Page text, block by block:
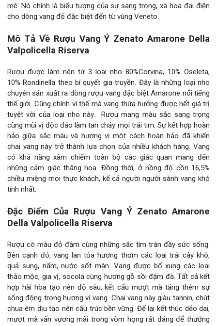
mê. Nó chính là biểu tượng của sự sang trọng, xa hoa đại điện
cho dòng vang đỏ đặc biệt đến từ vùng Veneto.
Mô Tả Về Rượu Vang Ý Zenato Amarone Della
Valpolicella Riserva
Rượu được làm nên từ 3 loại nho 80%Corvina, 10% Oseleta,
10% Rondinella theo bí quyết gia truyền. Đây là những loại nho
chuyên sản xuất ra dòng rượu vang đặc biệt Amarone nổi tiếng
thế giới. Cũng chính vì thế mà vang thừa hưởng được hết giá trị
tuyệt vời của loại nho này. Rượu mang màu sắc sang trọng
cùng mùi vị độc đáo làm tan chảy mọi trái tim. Sự kết hợp hoàn
hảo giữa sắc màu và hương vị một cách hoàn hảo đã khiến
chai vang này trở thành lựa chọn của nhiều khách hàng. Vang
có khả năng xâm chiếm toàn bộ các giác quan mang đến
những cảm giác thăng hoa. Đồng thời, ở nồng độ cồn 16,5%
chiều miệng mọi thực khách, kể cả người người sành vang khó
tính nhất.
Đặc Điểm Của Rượu Vang Ý Zenato Amarone
Della Valpolicella Riserva
Rượu có màu đỏ đậm cùng những sắc tím tràn đầy sức sống.
Bên cạnh đó, vang lan tỏa hương thơm các loại trái cây khô,
quả sung, nấm, nước sốt mận. Vang được bổ xung các loại
thảo mộc, gia vị, socola cùng hương gỗ sồi đậm đà. Tất cả kết
hợp hài hòa tạo nên độ sâu, kết cấu mượt mà tăng thêm sự
sống động trong hương vị vang. Chai vang này giàu tannin, chút
chua êm dịu tạo nên cấu trúc bền vững. Để lại kết thúc dẻo dai,
mượt mà vấn vương mãi trong vòm họng rất đáng để thưởng